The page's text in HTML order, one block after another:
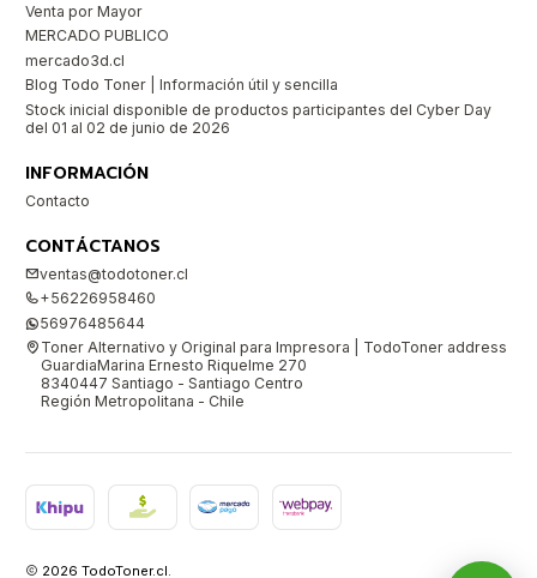
Venta por Mayor
MERCADO PUBLICO
mercado3d.cl
Blog Todo Toner | Información útil y sencilla
Stock inicial disponible de productos participantes del Cyber Day
del 01 al 02 de junio de 2026
INFORMACIÓN
Contacto
CONTÁCTANOS
ventas@todotoner.cl
+56226958460
56976485644
Toner Alternativo y Original para Impresora | TodoToner address
GuardiaMarina Ernesto Riquelme 270
8340447 Santiago - Santiago Centro
Región Metropolitana - Chile
2026 TodoToner.cl.